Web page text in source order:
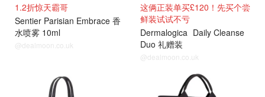
1.2折惊天霸哥
Sentier Parisian Embrace 香
水喷雾 10ml
@dealmoon.co.uk
这俩正装单买£120！先买个尝
鲜装试试不亏
Dermalogica Daily Cleanse
Duo 礼赠装
@dealmoon.co.uk